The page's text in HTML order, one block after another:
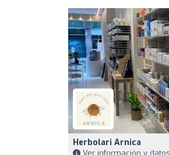
Herbolari Arnica